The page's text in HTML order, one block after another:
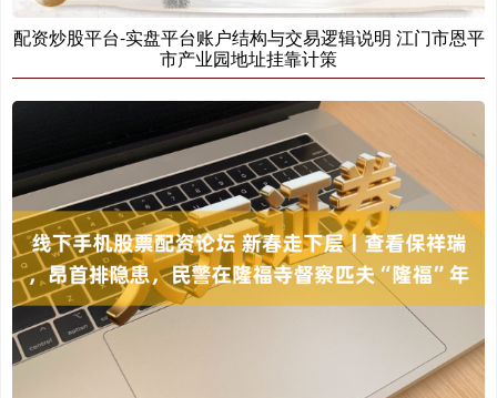
配资炒股平台-实盘平台账户结构与交易逻辑说明 江门市恩平
市产业园地址挂靠计策